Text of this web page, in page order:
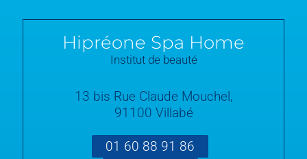
Hipréone Spa Home
Institut de beauté
13 bis Rue Claude Mouchel,
91100 Villabé
01 60 88 91 86